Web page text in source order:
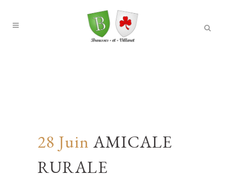
28 Juin AMICALE
RURALE